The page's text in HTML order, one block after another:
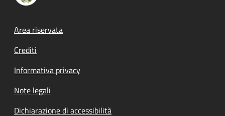
Footer menu
Area riservata
Crediti
Informativa privacy
Note legali
Dichiarazione di accessibilità